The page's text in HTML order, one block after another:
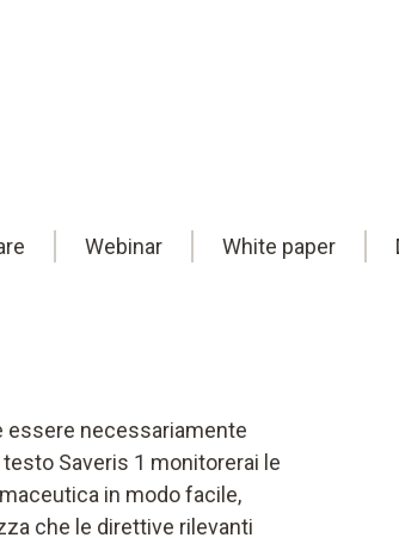
Webinar White paper
essere necessariamente
Saveris 1 monitorerai le
in modo facile,
che le direttive rilevanti